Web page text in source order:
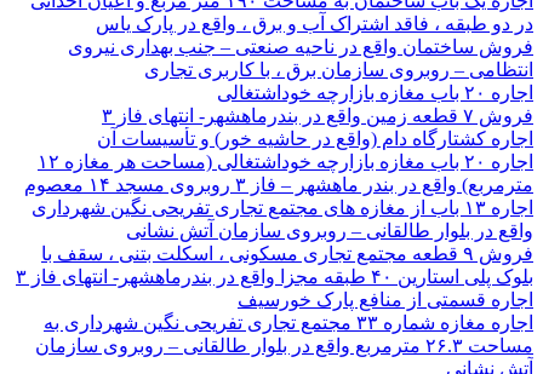
در دو طبقه ، فاقد اشتراک آب و برق ، واقع در پارک یاس
فروش ساختمان واقع در ناحیه صنعتی – جنب بهداری نیروی
انتظامی – روبروی سازمان برق ، با کاربری تجاری
اجاره ۲۰ باب مغازه بازارچه خوداشتغالی
فروش ۷ قطعه زمین واقع در بندرماهشهر- انتهای فاز ۳
اجاره کشتارگاه دام (واقع در حاشیه خور) و تأسیسات آن
اجاره ۲۰ باب مغازه بازارچه خوداشتغالی (مساحت هر مغازه ۱۲
مترمربع) واقع در بندر ماهشهر – فاز ۳ روبروی مسجد ۱۴ معصوم
اجاره ۱۳ باب از مغازه های مجتمع تجاری تفریحی نگین شهرداری
واقع در بلوار طالقانی – روبروی سازمان آتش نشانی
فروش ۹ قطعه مجتمع تجاری مسکونی ، اسکلت بتنی ، سقف با
بلوک پلی استارین ۴۰ طبقه مجزا واقع در بندرماهشهر- انتهای فاز ۳
اجاره قسمتی از منافع پارک خورسیف
اجاره مغازه شماره ۳۳ مجتمع تجاری تفریحی نگین شهرداری به
مساحت ۲۶.۳ مترمربع واقع در بلوار طالقانی – روبروی سازمان
آتش نشانی